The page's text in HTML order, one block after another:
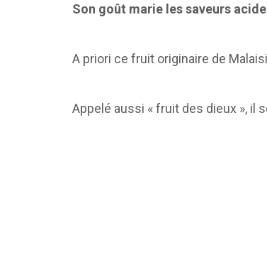
Son goût marie les saveurs
A priori ce fruit originaire de
Appelé aussi « fruit des dieux », il